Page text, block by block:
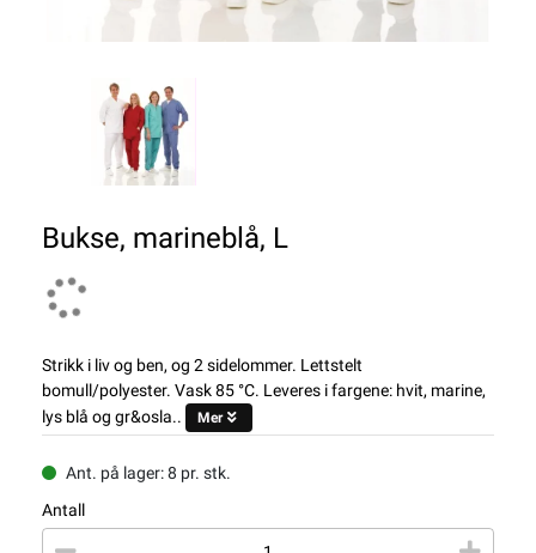
Bukse, marineblå, L
Strikk i liv og ben, og 2 sidelommer. Lettstelt
bomull/polyester. Vask 85 °C. Leveres i fargene: hvit, marine,
lys blå og gr&osla..
Mer
Ant. på lager: 8 pr. stk.
Antall